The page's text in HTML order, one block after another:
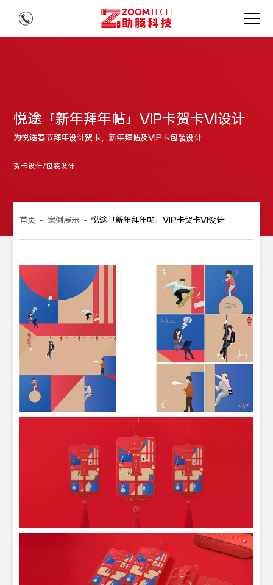
悦途「新年拜年帖」VIP卡贺卡VI设计
​为悦途春节拜年设计贺卡，新年拜帖及VIP卡包装设计
贺卡设计/包装设计
首页 - 案例展示 - 悦途「新年拜年帖」VIP卡贺卡VI设计